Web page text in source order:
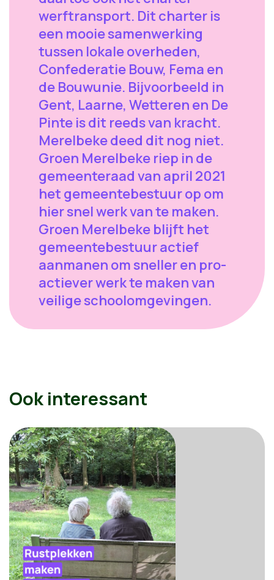
werftransport. Dit charter is
een mooie samenwerking
tussen lokale overheden,
Confederatie Bouw, Fema en
de Bouwunie. Bijvoorbeeld in
Gent, Laarne, Wetteren en De
Pinte is dit reeds van kracht.
Merelbeke deed dit nog niet.
Groen Merelbeke riep in de
gemeenteraad van april 2021
het gemeentebestuur op om
hier snel werk van te maken.
Groen Merelbeke blijft het
gemeentebestuur actief
aanmanen om sneller en pro-
actiever werk te maken van
veilige schoolomgevingen.
Ook interessant